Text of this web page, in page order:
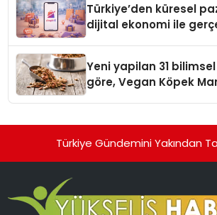
Türkiye’den küresel
dijital ekonomi ile
Yeni yapilan 31
göre, Vegan Köpek
Türkiye Gündemini Yakından